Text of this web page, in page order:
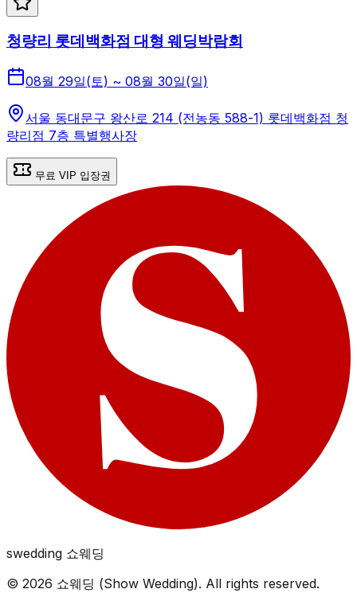
청량리 롯데백화점 대형 웨딩박람회
08월 29일(토) ~ 08월 30일(일)
서울 동대문구 왕산로 214 (전농동 588-1) 롯데백화점 청
량리점 7층 특별행사장
무료 VIP 입장권
swedding 쇼웨딩
© 2026 쇼웨딩 (Show Wedding). All rights reserved.